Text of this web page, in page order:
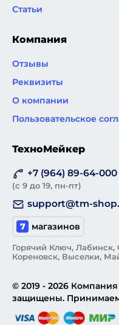
Статьи
Компания
Отзывы
Реквизиты
О компании
Пользовательское
ТехноМейкер
+7 (964) 89-64-000
(с 9 до 19, пн-пт)
support@tm-
7 магазинов
Горячий Ключ, Лабинск,
Кореновск, Выселки,
© 2019 - 2026
защищены.